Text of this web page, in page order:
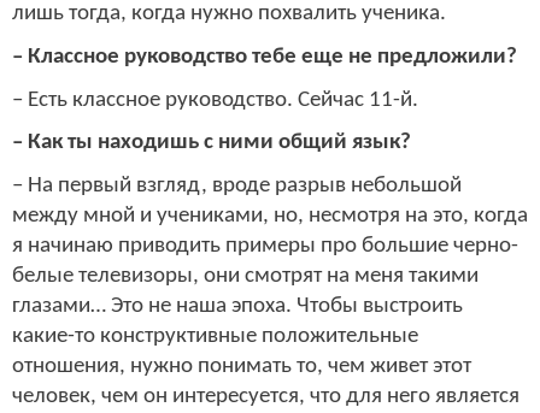
лишь тогда, когда нужно похвалить ученика.
– Классное руководство тебе еще не предложили?
– Есть классное руководство. Сейчас 11-й.
– Как ты находишь с ними общий язык?
– На первый взгляд, вроде разрыв небольшой
между мной и учениками, но, несмотря на это, когда
я начинаю приводить примеры про большие черно-
белые телевизоры, они смотрят на меня такими
глазами… Это не наша эпоха. Чтобы выстроить
какие-то конструктивные положительные
отношения, нужно понимать то, чем живет этот
человек, чем он интересуется, что для него является